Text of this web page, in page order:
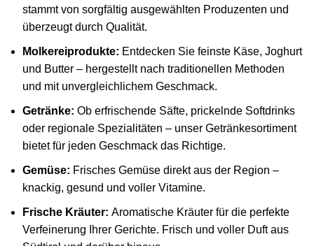
stammt von sorgfältig ausgewählten Produzenten und
überzeugt durch Qualität.
Molkereiprodukte: Entdecken Sie feinste Käse, Joghurt
und Butter – hergestellt nach traditionellen Methoden
und mit unvergleichlichem Geschmack.
Getränke: Ob erfrischende Säfte, prickelnde Softdrinks
oder regionale Spezialitäten – unser Getränkesortiment
bietet für jeden Geschmack das Richtige.
Gemüse: Frisches Gemüse direkt aus der Region –
knackig, gesund und voller Vitamine.
Frische Kräuter: Aromatische Kräuter für die perfekte
Verfeinerung Ihrer Gerichte. Frisch und voller Duft aus